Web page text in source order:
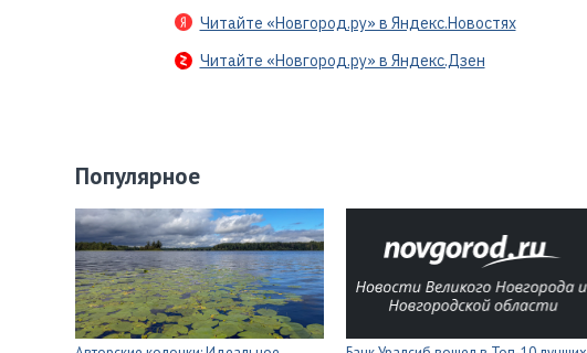
Читайте «Новгород.ру» в Яндекс.Новостях
Читайте «Новгород.ру» в Яндекс.Дзен
Популярное